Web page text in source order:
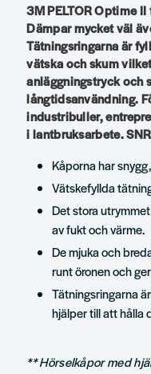
3M PELTOR Optime
Dämpar mycket väl
Tätningsringarna är
vätska och skum
anläggningstryck och
långtidsanvändning.
industribuller,
i lantbruksarbete.
Kåporna har
Vätskefyllda
Det stora
av fukt och värme.
De mjuka och
runt öronen och
Tätningsringarna
hjälper till att hålla
** Hörselkåpor med